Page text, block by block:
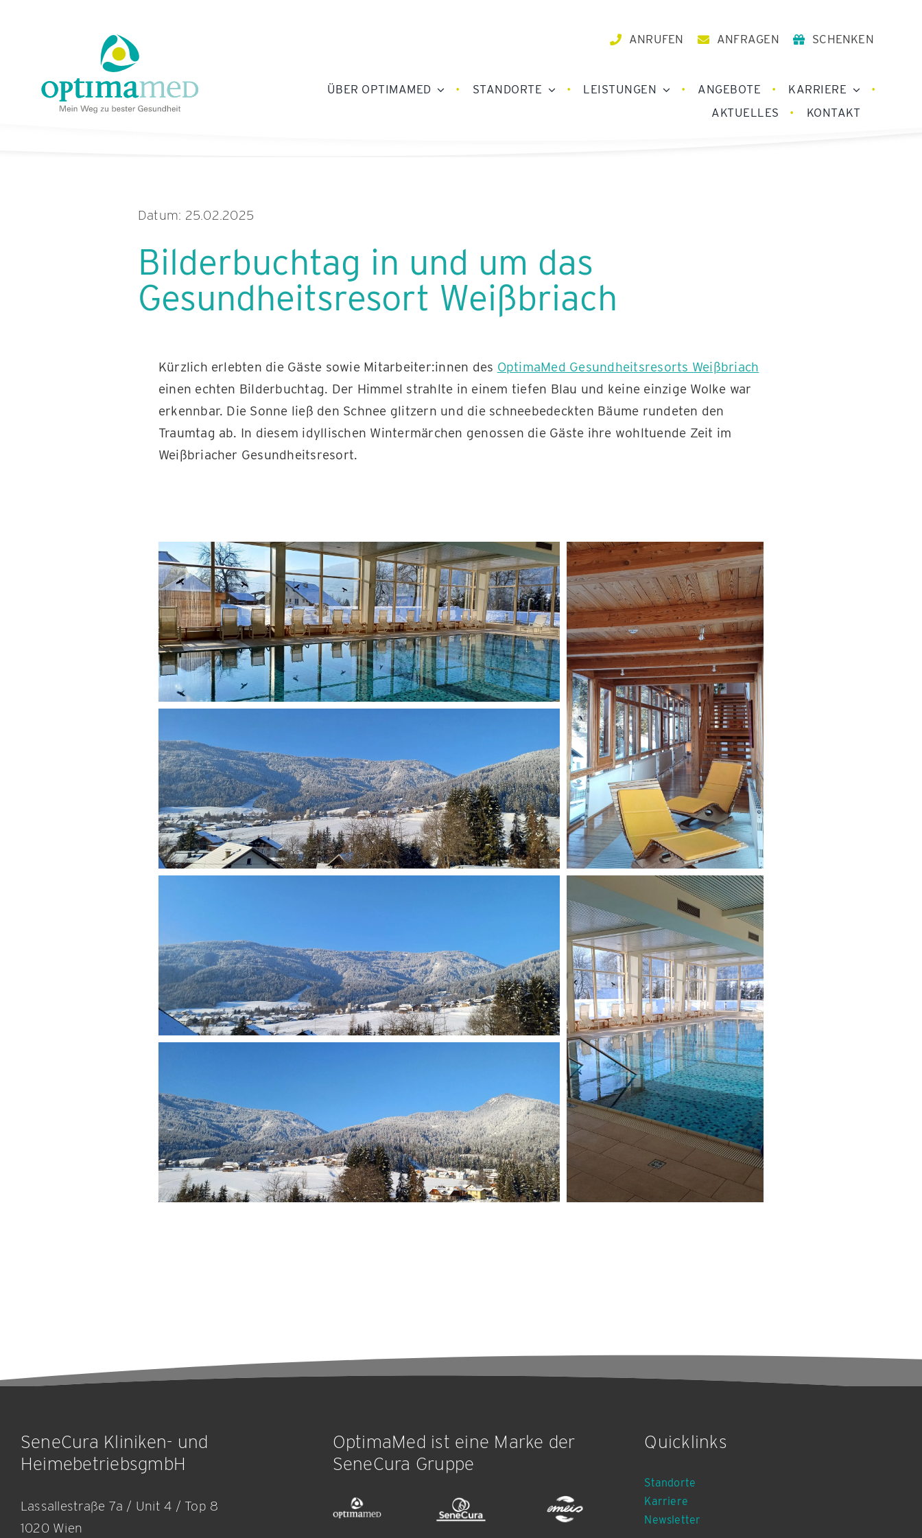
ANRUFEN ANFRAGEN SCHENKEN
ÜBER OPTIMAMED STANDORTE LEISTUNGEN ANGEBOTE
KARRIERE
AKTUELLES
KONTAKT
Datum: 25.02.2025
Bilderbuchtag in und um das
Gesundheitsresort Weißbriach
Kürzlich erlebten die Gäste sowie Mitarbeiter:innen des OptimaMed Gesundheitsresorts Weißbriach
einen echten Bilderbuchtag. Der Himmel strahlte in einem tiefen Blau und keine einzige Wolke war
erkennbar. Die Sonne ließ den Schnee glitzern und die schneebedeckten Bäume rundeten den
Traumtag ab. In diesem idyllischen Wintermärchen genossen die Gäste ihre wohltuende Zeit im
Weißbriacher Gesundheitsresort.
SeneCura Kliniken- und
HeimebetriebsgmbH
Lassallestraße 7a / Unit 4 / Top 8
1020 Wien
OptimaMed ist eine Marke der
SeneCura Gruppe
Quicklinks
Standorte
Karriere
Newsletter